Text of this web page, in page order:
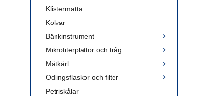
Klistermatta
Kolvar
Bänkinstrument
Mikrotiterplattor och tråg
Mätkärl
Odlingsflaskor och filter
Petriskålar